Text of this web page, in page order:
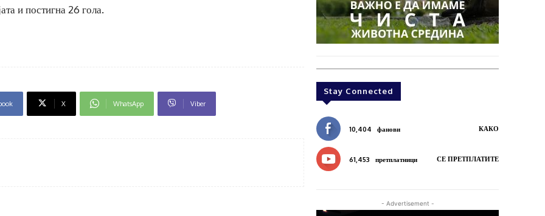
и постигна 26 гола.
X WhatsApp Viber
Stay Connected
10,404 фанови КАКО
61,453 претплатници СЕ ПРЕТПЛАТИТЕ
- Advertisement -